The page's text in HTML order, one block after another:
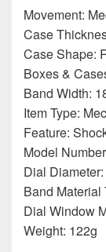
Movement:
Case
Case Shape:
Boxes &
Band Width:
Item Type:
Feature:
Model
Dial
Band Material
Dial Window
Weight: 122g